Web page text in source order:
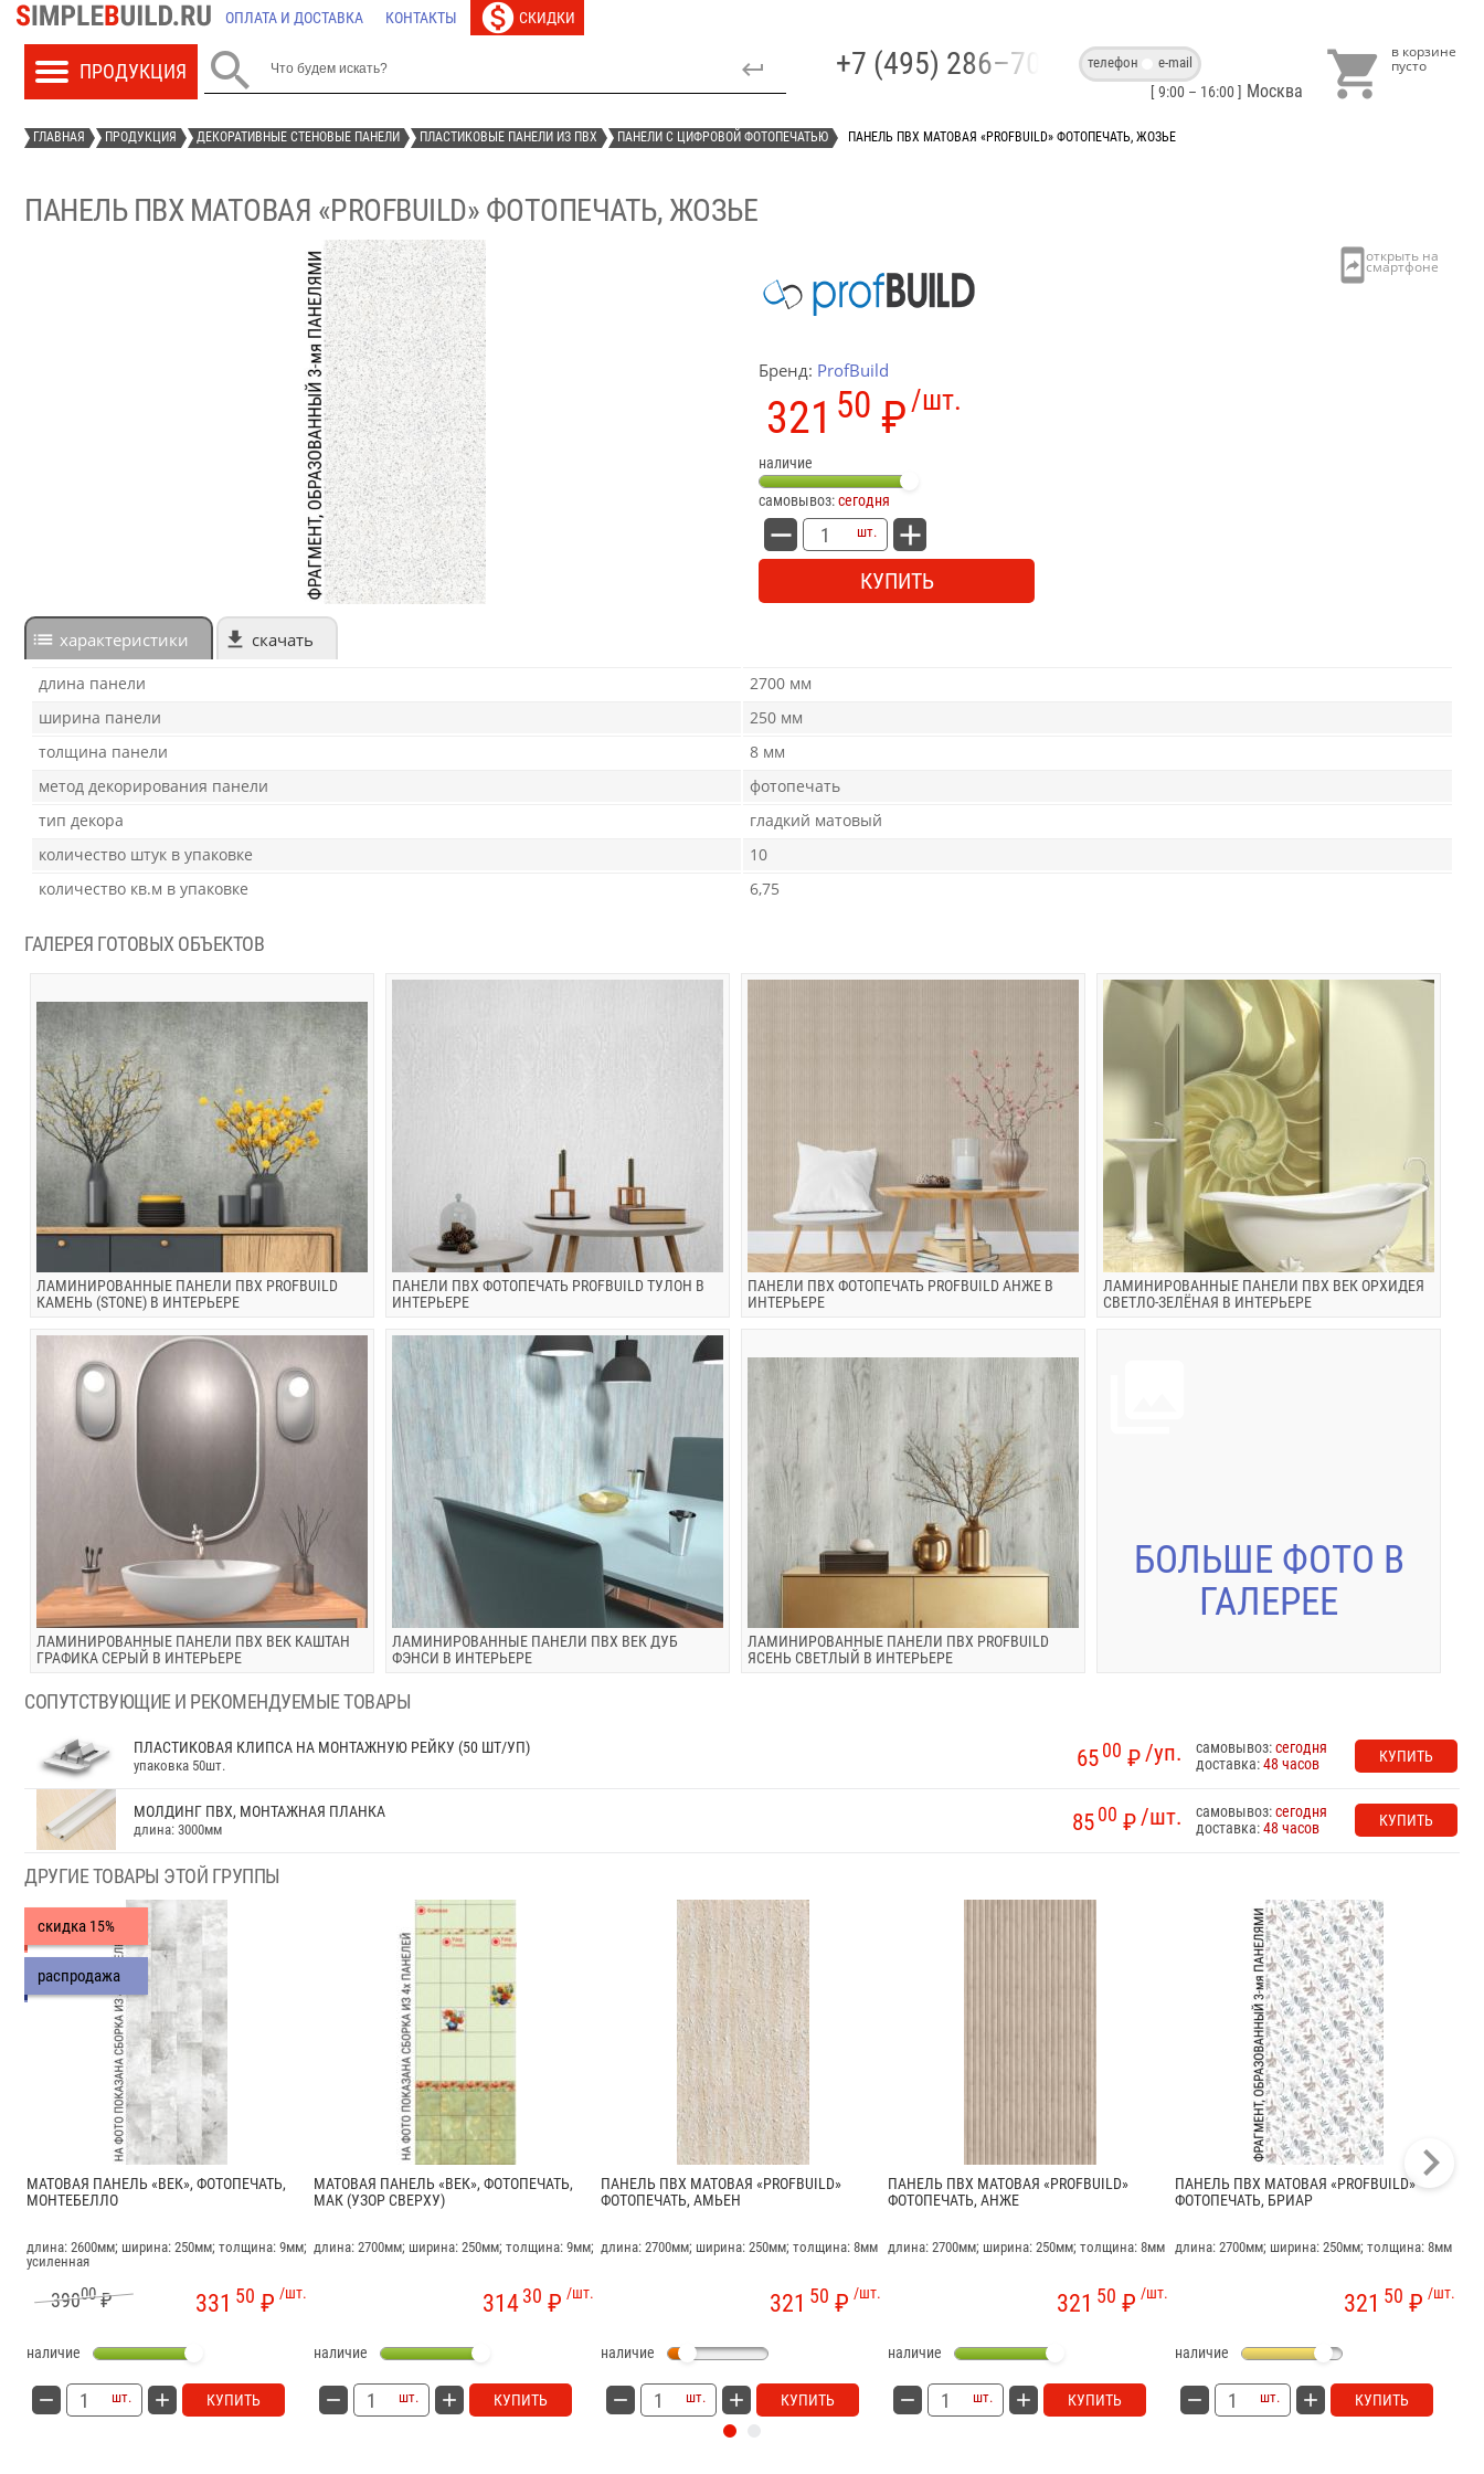
ОПЛАТА И ДОСТАВКА КОНТАКТЫ СКИДКИ
 +7 (495) 286–70–40телефон e-mail
[ 9:00 – 16:00 ] Москва 
ГЛАВНАЯ ПРОДУКЦИЯ ДЕКОРАТИВНЫЕ СТЕНОВЫЕ ПАНЕЛИ ПЛАСТИКОВЫЕ ПАНЕЛИ ИЗ ПВХ ПАНЕЛИ С ЦИФРОВОЙ ФОТОПЕЧАТЬЮ ПАНЕЛЬ ПВХ МАТОВАЯ «PROFBUILD» ФОТОПЕЧАТЬ, ЖОЗЬЕ
ПАНЕЛЬ ПВХ МАТОВАЯ «PROFBUILD» ФОТОПЕЧАТЬ, ЖОЗЬЕ
Бренд: ProfBuild
/шт.
321 50 ₽
наличие
самовывоз:сегодня
шт.
КУПИТЬ
характеристики скачать
длина панели
2700 мм
ширина панели
250 мм
толщина панели
8 мм
метод декорирования панели
фотопечать
тип декора
гладкий матовый
количество штук в упаковке
10
количество кв.м в упаковке
6,75
ГАЛЕРЕЯ ГОТОВЫХ ОБЪЕКТОВ
ЛАМИНИРОВАННЫЕ ПАНЕЛИ ПВХ PROFBUILD
КАМЕНЬ (STONE) В ИНТЕРЬЕРЕ
ПАНЕЛИ ПВХ ФОТОПЕЧАТЬ PROFBUILD ТУЛОН В
ИНТЕРЬЕРЕ
ПАНЕЛИ ПВХ ФОТОПЕЧАТЬ PROFBUILD АНЖЕ В
ИНТЕРЬЕРЕ
ЛАМИНИРОВАННЫЕ ПАНЕЛИ ПВХ ВЕК ОРХИДЕЯ
СВЕТЛО-ЗЕЛЁНАЯ В ИНТЕРЬЕРЕ
ЛАМИНИРОВАННЫЕ ПАНЕЛИ ПВХ ВЕК КАШТАН
ГРАФИКА СЕРЫЙ В ИНТЕРЬЕРЕ
ЛАМИНИРОВАННЫЕ ПАНЕЛИ ПВХ ВЕК ДУБ
ФЭНСИ В ИНТЕРЬЕРЕ
ЛАМИНИРОВАННЫЕ ПАНЕЛИ ПВХ PROFBUILD
ЯСЕНЬ СВЕТЛЫЙ В ИНТЕРЬЕРЕ
БОЛЬШЕ ФОТО В
ГАЛЕРЕЕ
СОПУТСТВУЮЩИЕ И РЕКОМЕНДУЕМЫЕ ТОВАРЫ
ПЛАСТИКОВАЯ КЛИПСА НА МОНТАЖНУЮ РЕЙКУ (50 ШТ/УП)
упаковка 50шт. /уп.
65 00 ₽ самовывоз:сегодня
доставка:48 часов КУПИТЬ
МОЛДИНГ ПВХ, МОНТАЖНАЯ ПЛАНКА
длина: 3000мм /шт.
85 00 ₽ самовывоз:сегодня
доставка:48 часов КУПИТЬ
ДРУГИЕ ТОВАРЫ ЭТОЙ ГРУППЫ
скидка 15%
распродажа
МАТОВАЯ ПАНЕЛЬ «ВЕК», ФОТОПЕЧАТЬ,
МОНТЕБЕЛЛО
длина: 2600мм; ширина: 250мм; толщина: 9мм;
усиленная
39000₽ /шт.
331 50 ₽
наличие
шт. КУПИТЬ
МАТОВАЯ ПАНЕЛЬ «ВЕК», ФОТОПЕЧАТЬ,
МАК (УЗОР СВЕРХУ)
длина: 2700мм; ширина: 250мм; толщина: 9мм;
/шт.
31430 ₽
наличие
шт. КУПИТЬ
ПАНЕЛЬ ПВХ МАТОВАЯ «PROFBUILD»
ФОТОПЕЧАТЬ, АМЬЕН
длина: 2700мм; ширина: 250мм; толщина: 8мм
/шт.
321 50 ₽
наличие
шт. КУПИТЬ
ПАНЕЛЬ ПВХ МАТОВАЯ «PROFBUILD»
ФОТОПЕЧАТЬ, АНЖЕ
длина: 2700мм; ширина: 250мм; толщина: 8мм
/шт.
321 50 ₽
наличие
шт. КУПИТЬ
ПАНЕЛЬ ПВХ МАТОВАЯ «PROFBUILD»
ФОТОПЕЧАТЬ, БРИАР
длина: 2700мм; ширина: 250мм; толщина: 8мм
/шт.
321 50 ₽
наличие
шт. КУПИТЬ